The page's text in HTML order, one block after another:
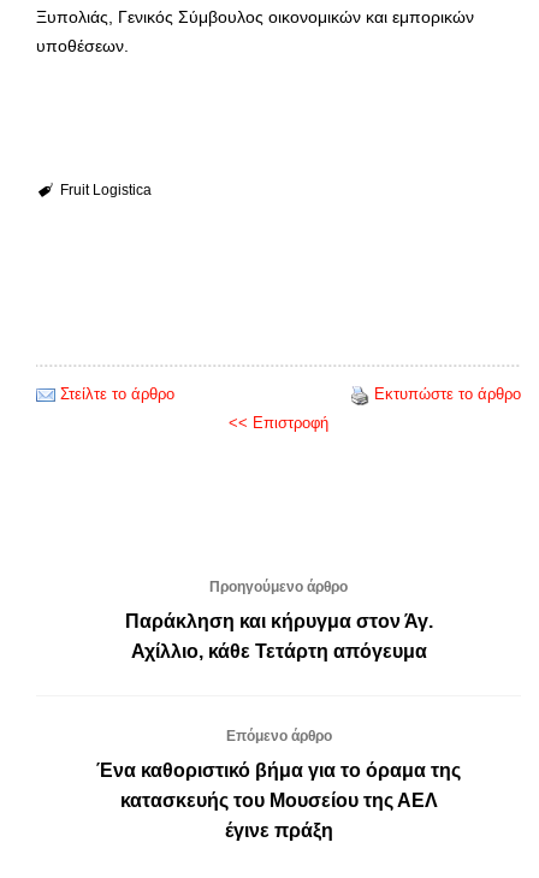
Ξυπολιάς, Γενικός Σύμβουλος οικονομικών και εμπορικών
υποθέσεων.
Fruit Logistica
Στείλτε το άρθρο
Εκτυπώστε το άρθρο
<< Επιστροφή
Προηγούμενο άρθρο
Παράκληση και κήρυγμα στον Άγ.
Αχίλλιο, κάθε Τετάρτη απόγευμα
Επόμενο άρθρο
Ένα καθοριστικό βήμα για το όραμα της
κατασκευής του Μουσείου της ΑΕΛ
έγινε πράξη